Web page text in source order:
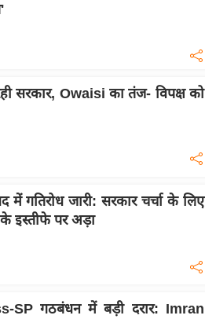
सरकार, Owaisi का तंज- विपक्ष को
में गतिरोध जारी: सरकार चर्चा के लिए
के इस्तीफे पर अड़ा
SP गठबंधन में बड़ी दरार: Imran